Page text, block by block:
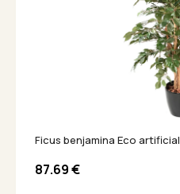
Ficus benjamina Eco artificial
87.69€